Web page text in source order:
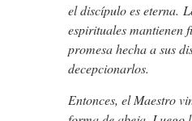
el discípulo es eterna.
espirituales mantienen
promesa hecha a sus
decepcionarlos.
Entonces, el Maestro